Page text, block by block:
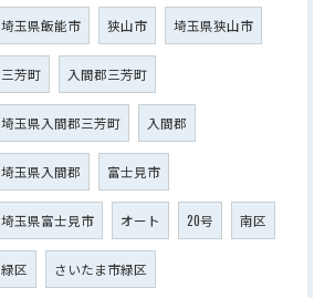
埼玉県飯能市 狭山市 埼玉県狭山市
三芳町 入間郡三芳町
埼玉県入間郡三芳町 入間郡
埼玉県入間郡 富士見市
埼玉県富士見市 オート 20号 南区
緑区 さいたま市緑区